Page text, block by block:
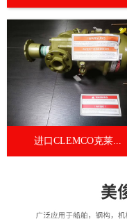
进口CLEMCO克莱...